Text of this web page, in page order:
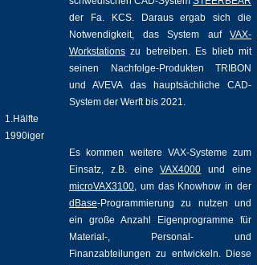
der Fa. KCS. Daraus ergab sich die
Notwendigkeit, das System auf VAX-
Workstations zu betreiben. Es blieb mit
seinen Nachfolge-Produkten TRIBON
und AVEVA das hauptsächliche CAD-
System der Werft bis 2021.
1.Hälfte
1990iger
Es kommen weitere VAX-Systeme zum
Einsatz, z.B. eineVAX4000 und eine
microVAX3100, um das Knowhow in der
dBase-Programmierung zu nutzen und
ein große Anzahl Eigenprogramme für
Material-, Personal- und
Finanzabteilungen zu entwickeln. Diese